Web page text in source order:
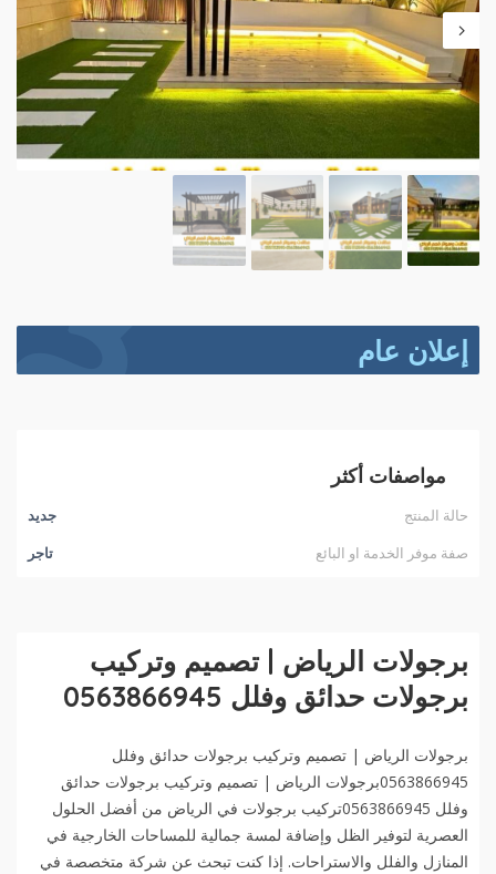
إعلان عام
مواصفات أكثر
حالة المنتج
جديد
صفة موفر الخدمة او البائع
تاجر
برجولات الرياض | تصميم وتركيب
برجولات حدائق وفلل 0563866945
برجولات الرياض | تصميم وتركيب برجولات حدائق وفلل
0563866945برجولات الرياض | تصميم وتركيب برجولات حدائق
وفلل 0563866945تركيب برجولات في الرياض من أفضل الحلول
العصرية لتوفير الظل وإضافة لمسة جمالية للمساحات الخارجية في
المنازل والفلل والاستراحات. إذا كنت تبحث عن شركة متخصصة في